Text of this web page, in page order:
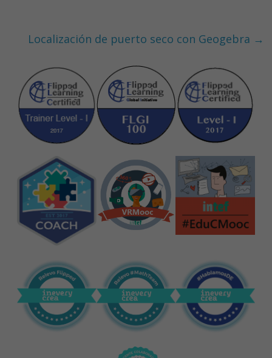
k p
Localización de puerto seco con Geogebra →